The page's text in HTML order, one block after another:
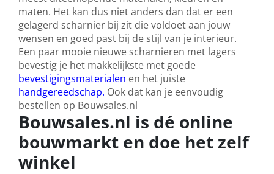
maten. Het kan dus niet anders dan dat er een
gelagerd scharnier bij zit die voldoet aan jouw
wensen en goed past bij de stijl van je interieur.
Een paar mooie nieuwe scharnieren met lagers
bevestig je het makkelijkste met goede
bevestigingsmaterialen en het juiste
handgereedschap. Ook dat kan je eenvoudig
bestellen op Bouwsales.nl
Bouwsales.nl is dé online
bouwmarkt en doe het zelf
winkel